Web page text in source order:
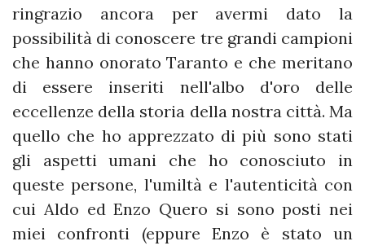
ringrazio ancora per avermi dato la
possibilità di conoscere tre grandi campioni
che hanno onorato Taranto e che meritano
di essere inseriti nell'albo d'oro delle
eccellenze della storia della nostra città. Ma
quello che ho apprezzato di più sono stati
gli aspetti umani che ho conosciuto in
queste persone, l'umiltà e l'autenticità con
cui Aldo ed Enzo Quero si sono posti nei
miei confronti (eppure Enzo è stato un